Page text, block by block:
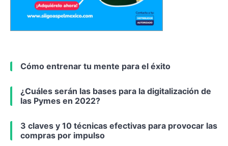
Cómo entrenar tu mente para el éxito
¿Cuáles serán las bases para la digitalización de
las Pymes en 2022?
3 claves y 10 técnicas efectivas para provocar las
compras por impulso